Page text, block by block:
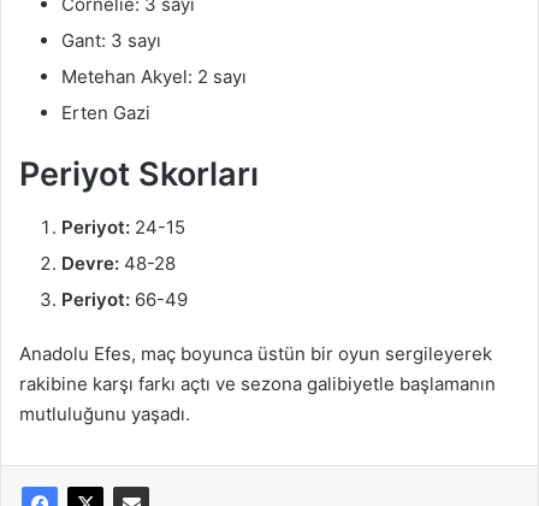
Gant: 3 sayı
Metehan Akyel: 2 sayı
Erten Gazi
Periyot Skorları
Periyot: 24-15
Devre: 48-28
Periyot: 66-49
Anadolu Efes, maç boyunca üstün bir oyun sergileyerek
rakibine karşı farkı açtı ve sezona galibiyetle başlamanın
mutluluğunu yaşadı.